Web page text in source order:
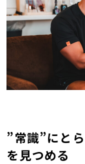
”常識”にと
を見つめる